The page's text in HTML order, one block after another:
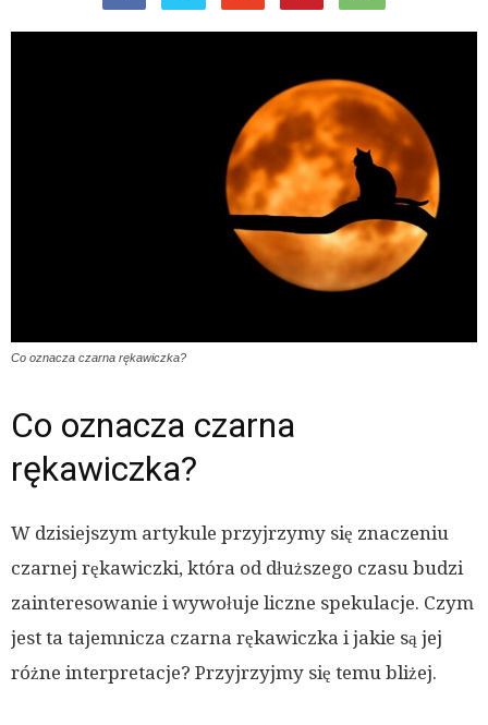
Co oznacza czarna rękawiczka?
Co oznacza czarna
rękawiczka?
W dzisiejszym artykule przyjrzymy się znaczeniu
czarnej rękawiczki, która od dłuższego czasu budzi
zainteresowanie i wywołuje liczne spekulacje. Czym
jest ta tajemnicza czarna rękawiczka i jakie są jej
różne interpretacje? Przyjrzyjmy się temu bliżej.